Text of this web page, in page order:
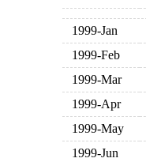
1999-Jan
1999-Feb
1999-Mar
1999-Apr
1999-May
1999-Jun